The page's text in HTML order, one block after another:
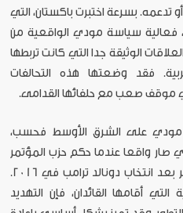
بسرعة اختبرت باكستان، التي
فعالية سياسة مودي الواقعية من
الوثيقة جدا التي كانت تربطها
فقد وضعتها هذه التحالفات
موقف صعب مع حلفائها القدامى.
مودي على الشرق الأوسط فحسب،
صار واقعا عندما حكم حزب المؤتمر
البلاد، تسارع منذ 2014 وبصفة أكبر بعد انتخاب دونالد ترامب في 2016.
أقامها القائدان، فإن التهديد